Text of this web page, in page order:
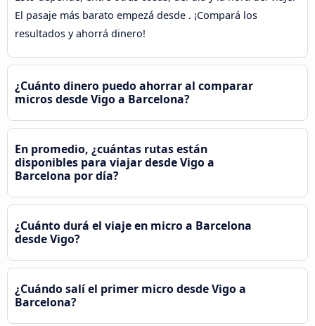
El pasaje más barato empezá desde . ¡Compará los
resultados y ahorrá dinero!
¿Cuánto dinero puedo ahorrar al comparar
micros desde Vigo a Barcelona?
En promedio, ¿cuántas rutas están
disponibles para viajar desde Vigo a
Barcelona por día?
¿Cuánto durá el viaje en micro a Barcelona
desde Vigo?
¿Cuándo salí el primer micro desde Vigo a
Barcelona?